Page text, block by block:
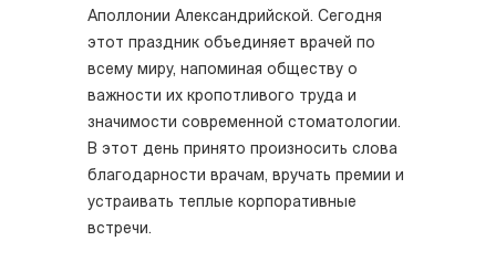
Аполлонии Александрийской. Сегодня
этот праздник объединяет врачей по
всему миру, напоминая обществу о
важности их кропотливого труда и
значимости современной стоматологии.
В этот день принято произносить слова
благодарности врачам, вручать премии и
устраивать теплые корпоративные
встречи.